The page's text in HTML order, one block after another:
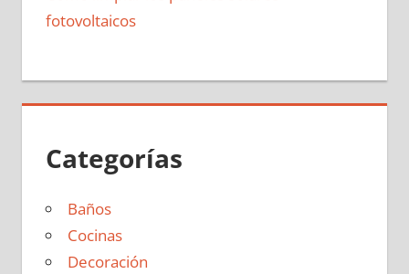
fotovoltaicos
Categorías
Baños
Cocinas
Decoración